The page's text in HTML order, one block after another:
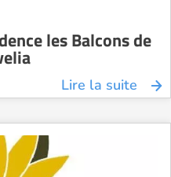
les Balcons de
Lire la suite